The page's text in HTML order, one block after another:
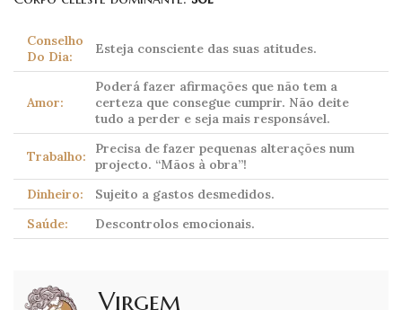
Conselho
Do Dia:
Esteja consciente das suas atitudes.
Amor:
Poderá fazer afirmações que não tem a
certeza que consegue cumprir. Não deite
tudo a perder e seja mais responsável.
Trabalho:
Precisa de fazer pequenas alterações num
projecto. “Mãos à obra”!
Dinheiro:
Sujeito a gastos desmedidos.
Saúde:
Descontrolos emocionais.
Virgem